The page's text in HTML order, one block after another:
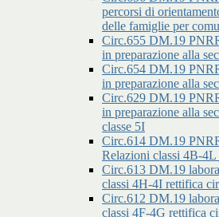
percorsi di
delle famiglie per
Circ.655 DM.19
in preparazione alla
Circ.654 DM.19
in preparazione alla
Circ.629 DM.19
in preparazione alla
classe 5I
Circ.614 DM.19
Relazioni classi 4B-
Circ.613 DM.19
classi 4H-4I rettifica
Circ.612 DM.19
classi 4F-4G rettifica